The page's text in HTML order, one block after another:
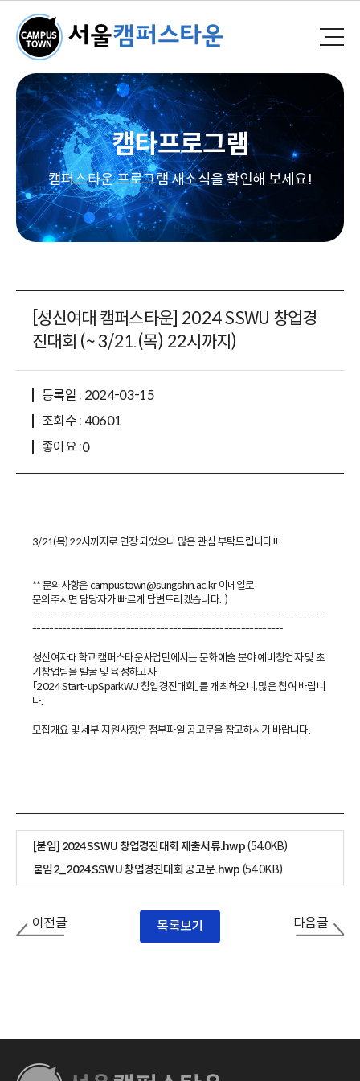
캠타프로그램
캠퍼스타운 프로그램 새소식을 확인해 보세요!
[성신여대 캠퍼스타운] 2024 SSWU 창업경
진대회 (~ 3/21.(목) 22시까지)
등록일 : 2024-03-15
조회수 : 40601
좋아요 :0
3/21(목) 22시까지로 연장 되었으니 많은 관심 부탁드립니다!!
** 문의사항은 campustown@sungshin.ac.kr 이메일로
문의주시면 담당자가 빠르게 답변드리겠습니다. :)
---------------------------------------------------------------------
-----------------------------------------------------------
성신여자대학교 캠퍼스타운사업단에서는 문화예술 분야 예비창업자 및 초
기창업팀을 발굴 및 육성하고자
「2024 Start-upSparkWU 창업경진대회」를 개최하오니, 많은 참여 바랍니
다.
모집개요 및 세부 지원사항은 첨부파일 공고문을 참고하시기 바랍니다.
[붙임] 2024 SSWU 창업경진대회 제출서류.hwp(54.0KB)
붙임2_2024 SSWU 창업경진대회 공고문.hwp (54.0KB)
이전글 목록보기 다음글